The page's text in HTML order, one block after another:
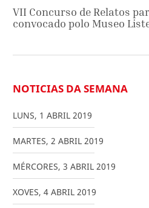
VII Concurso de Relatos
convocado polo Museo
NOTICIAS DA SEMANA
LUNS, 1 ABRIL 2019
MARTES, 2 ABRIL 2019
MÉRCORES, 3 ABRIL 2019
XOVES, 4 ABRIL 2019